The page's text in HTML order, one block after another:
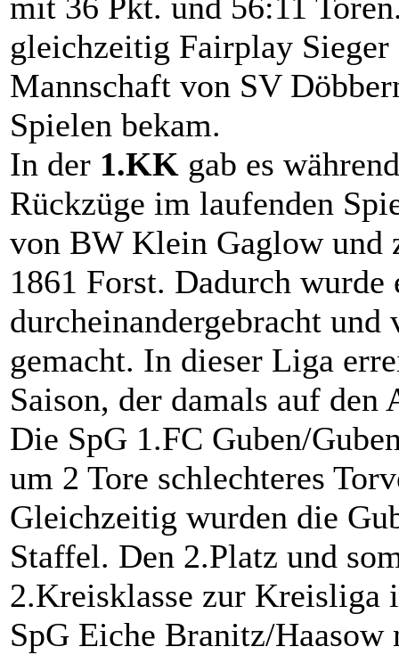
mit 36 Pkt. und 56:11
gleichzeitig Fairplay
Mannschaft von SV
Spielen bekam.
In der 1.KK gab es
Rückzüge im laufenden
von BW Klein Gaglow und
1861 Forst. Dadurch
durcheinandergebracht und
gemacht. In dieser Liga
Saison, der damals auf
Die SpG 1.FC Guben/
um 2 Tore schlechteres
Gleichzeitig wurden die
Staffel. Den 2.Platz und
2.Kreisklasse zur Kreisliga
SpG Eiche Branitz/